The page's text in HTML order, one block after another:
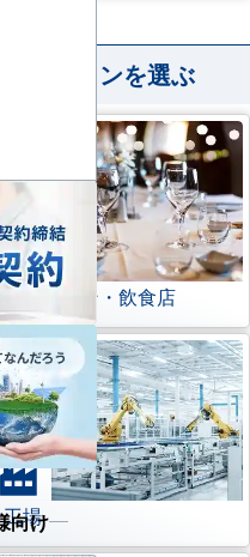
エアコンを選ぶ
レストラン・飲食店
工場
向け